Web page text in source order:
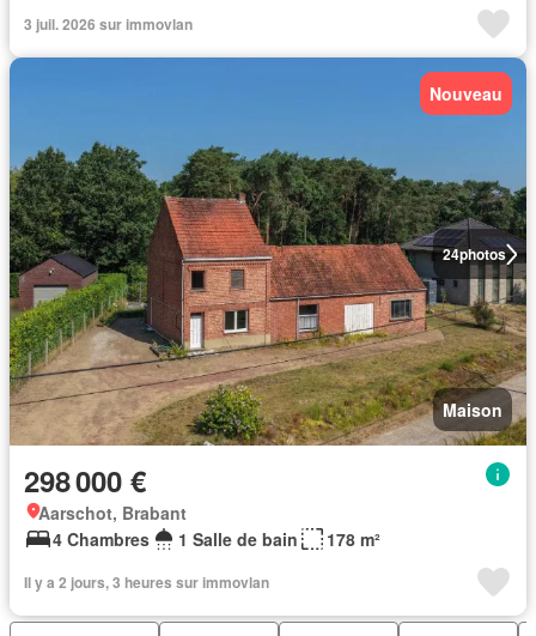
3 juil. 2026 sur immovlan
24photos
Nouveau
Maison
298 000 €
Aarschot, Brabant
4 Chambres
1 Salle de bain 178 m²
Il y a 2 jours, 3 heures sur immovlan